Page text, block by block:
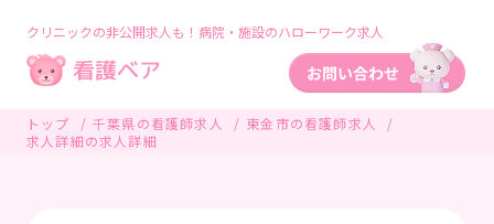
クリニックの非公開求人も！病院・施設のハローワーク求人
トップ 千葉県の看護師求人
東金市の看護師求人
求人詳細の求人詳細